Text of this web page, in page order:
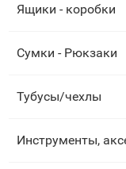
Ящики - коробки
Сумки - Рюкзаки
Тубусы/чехлы
Инструменты,